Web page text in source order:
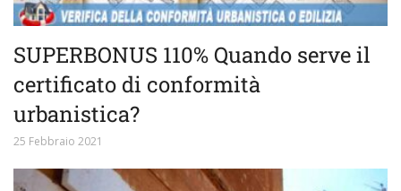
SUPERBONUS 110% Quando serve il
certificato di conformità
urbanistica?
25 Febbraio 2021